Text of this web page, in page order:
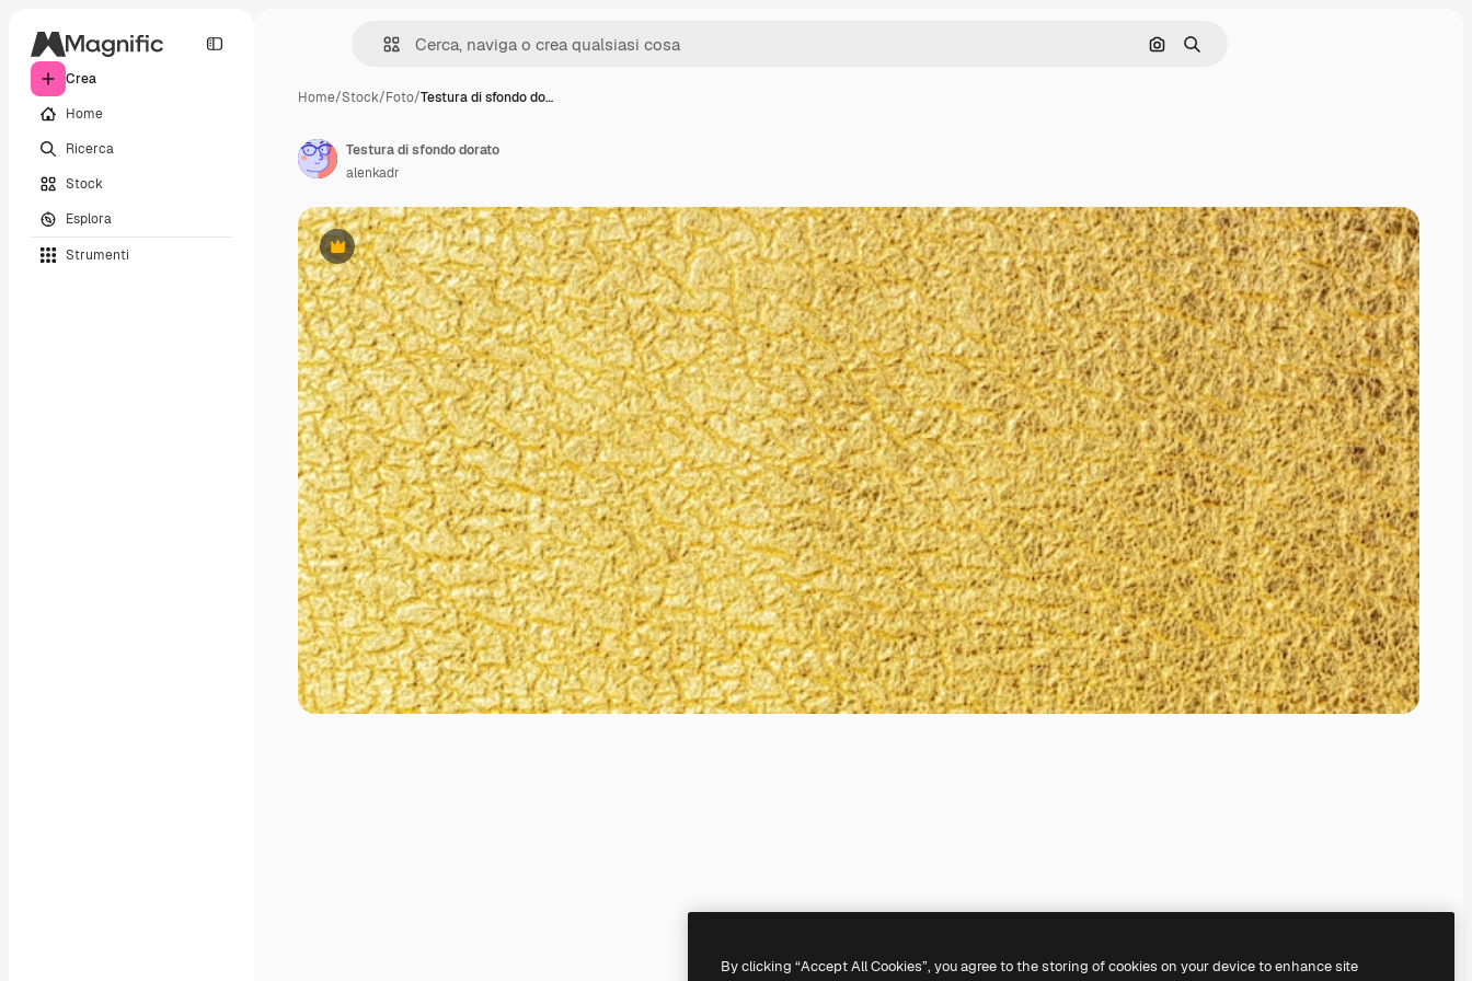
Crea
Home
Ricerca
Stock
Esplora
Strumenti
Cerca per immagine
Ricerca
Home/Stock/Foto/Testura di sfondo do…
Premium
Testura di sfondo dorato
alenkadr
By clicking “Accept All Cookies”, you agree to the storing of cookies on your device to enhance site